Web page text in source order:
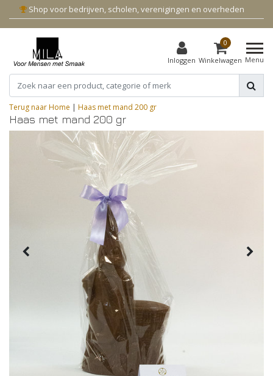
Shop voor bedrijven, scholen, verenigingen en overheden
Inloggen
0
Winkelwagen Menu
Terug naar Home | Haas met mand 200 gr
Haas met mand 200 gr